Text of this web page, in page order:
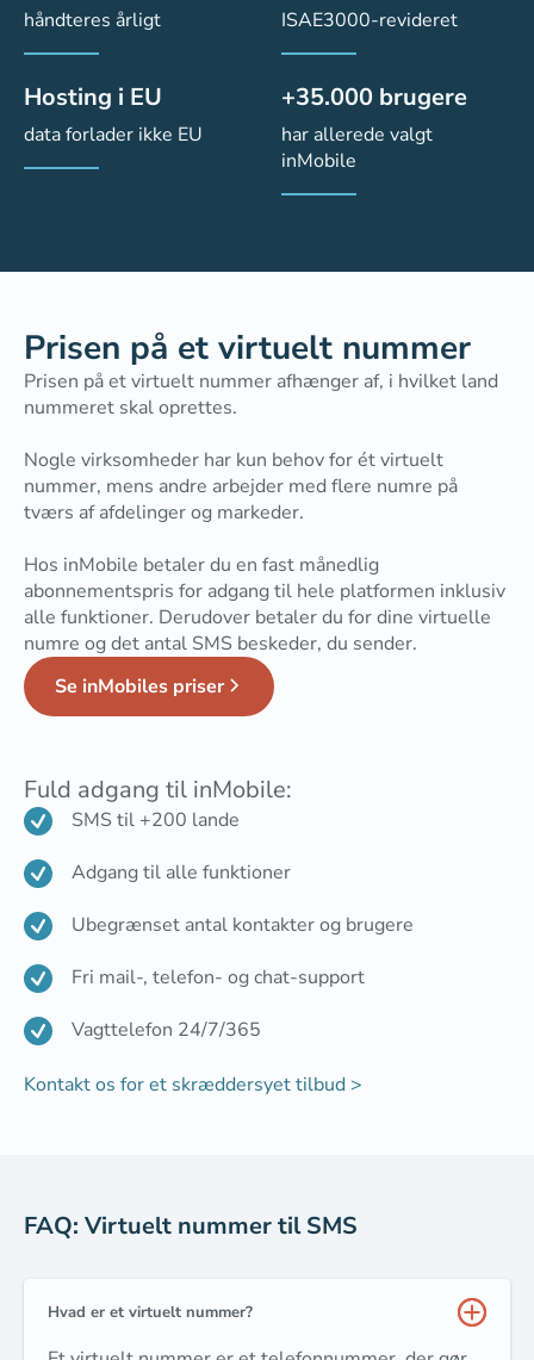
håndteres årligt ISAE3000-revideret
Hosting i EU
data forlader ikke EU
+35.000 brugere
har allerede valgt
inMobile
Prisen på et virtuelt nummer
Prisen på et virtuelt nummer afhænger af, i hvilket land
nummeret skal oprettes.
Nogle virksomheder har kun behov for ét virtuelt
nummer, mens andre arbejder med flere numre på
tværs af afdelinger og markeder.
Hos inMobile betaler du en fast månedlig
abonnementspris for adgang til hele platformen inklusiv
alle funktioner. Derudover betaler du for dine virtuelle
numre og det antal SMS beskeder, du sender.
Se inMobiles priser
Fuld adgang til inMobile:
SMS til +200 lande
Adgang til alle funktioner
Ubegrænset antal kontakter og brugere
Fri mail-, telefon- og chat-support
Vagttelefon 24/7/365
Kontakt os for et skræddersyet tilbud >
FAQ: Virtuelt nummer til SMS
Hvad er et virtuelt nummer?